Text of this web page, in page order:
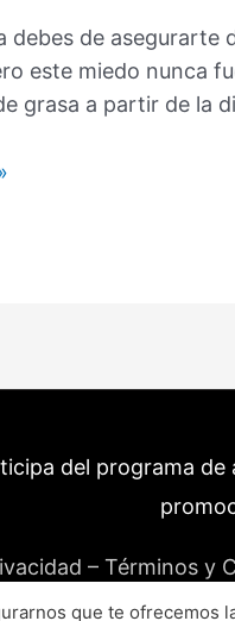
debes de asegurarte
este miedo nunca
grasa a partir de la
del programa
– Términos y
que te ofrecemos